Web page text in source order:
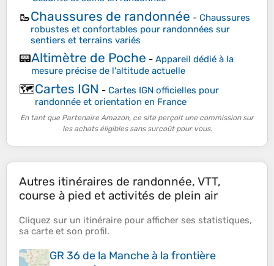
🥾Chaussures de randonnée - Chaussures
robustes et confortables pour randonnées sur
sentiers et terrains variés
📟Altimètre de Poche - Appareil dédié à la
mesure précise de l'altitude actuelle
🗺️Cartes IGN - Cartes IGN officielles pour
randonnée et orientation en France
En tant que Partenaire Amazon, ce site perçoit une commission sur
les achats éligibles sans surcoût pour vous.
Autres itinéraires de randonnée, VTT,
course à pied et activités de plein air
Cliquez sur un itinéraire pour afficher ses statistiques,
sa carte et son profil.
GR 36 de la Manche à la frontière